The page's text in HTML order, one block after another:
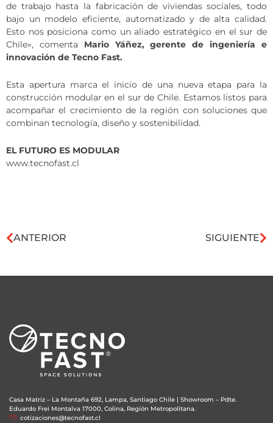
de trabajo hasta la fabricación de viviendas sociales, todo
bajo un modelo eficiente, automatizado y de alta calidad.
Esto nos posiciona como un aliado estratégico en el sur de
Chile», comenta Mario Yáñez, gerente de ingeniería e
innovación de Tecno Fast.
Esta apertura marca el inicio de una nueva etapa para la
construcción modular en el sur de Chile. Estamos listos para
acompañar el crecimiento de la región con soluciones que
combinan tecnología, diseño y sostenibilidad.
EL FUTURO ES MODULAR
www.tecnofast.cl
ANTERIOR SIGUIENTE
Casa Matriz – La Montaña 692, Lampa, Santiago Chile | Showroom – Pdte.
Eduardo Frei Montalva 17000, Colina, Región Metropolitana.
cotizaciones@tecnofast.cl